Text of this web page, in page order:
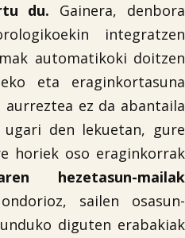
du. Gainera, denbora
integratzen
automatikoki doitzen
eta eraginkortasuna
ez da abantaila
den lekuetan, gure
horiek oso eraginkorrak
hezetasun-mailak
sailen osasun-
diguten erabakiak